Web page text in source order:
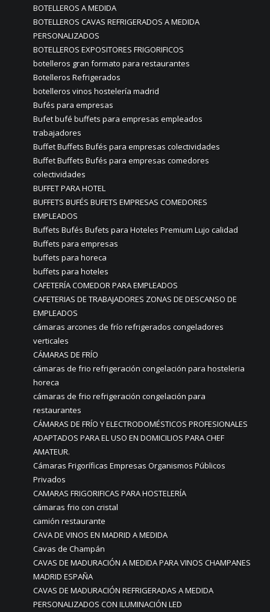
BOTELLEROS A MEDIDA
BOTELLEROS CAVAS REFRIGERADOS A MEDIDA
PERSONALIZADOS
BOTELLEROS EXPOSITORES FRIGORIFICOS
botelleros gran formato para restaurantes
Botelleros Refrigerados
botelleros vinos hostelería madrid
Bufés para empresas
Bufet bufé buffets para empresas empleados
trabajadores
Buffet Buffets Bufés para empresas colectividades
Buffet Buffets Bufés para empresas comedores
colectividades
BUFFET PARA HOTEL
BUFFETS BUFÉS BUFETS EMPRESAS COMEDORES
EMPLEADOS
Buffets Bufés Bufets para Hoteles Premium Lujo calidad
Buffets para empresas
buffets para horeca
buffets para hoteles
CAFETERÍA COMEDOR PARA EMPLEADOS
CAFETERIAS DE TRABAJADORES ZONAS DE DESCANSO DE
EMPLEADOS
cámaras arcones de frío refrigerados congeladores
verticales
CÁMARAS DE FRÍO
cámaras de frio refrigeración congelación para hosteleria
horeca
cámaras de frio refrigeración congelación para
restaurantes
CÁMARAS DE FRÍO Y ELECTRODOMÉSTICOS PROFESIONALES
ADAPTADOS PARA EL USO EN DOMICILIOS PARA CHEF
AMATEUR.
Cámaras Frigoríficas Empresas Organismos Públicos
Privados
CAMARAS FRIGORIFICAS PARA HOSTELERÍA
cámaras frio con cristal
camión restaurante
CAVA DE VINOS EN MADRID A MEDIDA
Cavas de Champán
CAVAS DE MADURACIÓN A MEDIDA PARA VINOS CHAMPANES
MADRID ESPAÑA
CAVAS DE MADURACIÓN REFRIGERADAS A MEDIDA
PERSONALIZADOS CON ILUMINACIÓN LED